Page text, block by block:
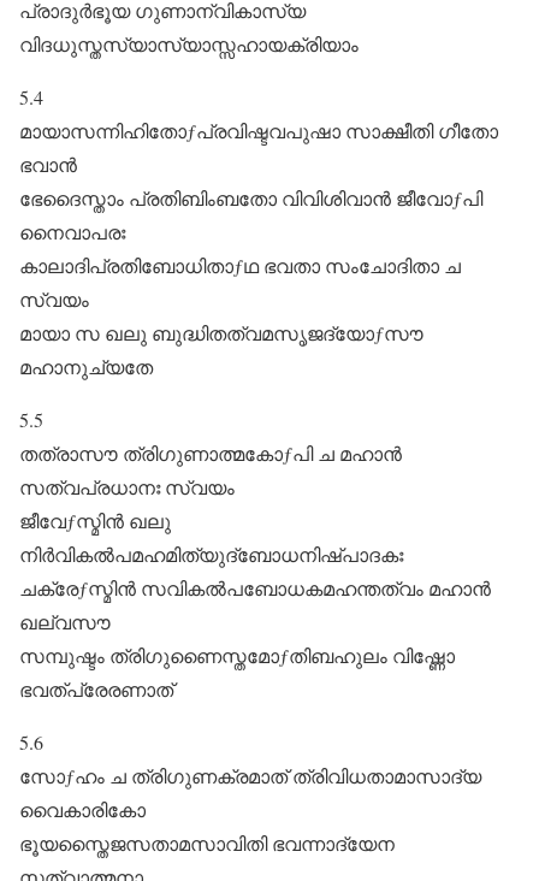
പ്രാദുർഭൂയ ഗുണാന്വികാസ്യ
വിദധുസ്തസ്യാസ്യാസ്സഹായക്രിയാം
5.4
മായാസന്നിഹിതോƒപ്രവിഷ്ടവപുഷാ സാക്ഷീതി ഗീതോ
ഭവാൻ
ഭേദൈസ്താം പ്രതിബിംബതോ വിവിശിവാൻ ജീവോƒപി
നൈവാപരഃ
കാലാദിപ്രതിബോധിതാƒഥ ഭവതാ സംചോദിതാ ച
സ്വയം
മായാ സ ഖലു ബുദ്ധിതത്വമസൃജദ്യോƒസൗ
മഹാനുച്യതേ
5.5
തത്രാസൗ ത്രിഗുണാത്മകോƒപി ച മഹാൻ
സത്വപ്രധാനഃ സ്വയം
ജീവേƒസ്മിൻ ഖലു
നിർവികൽപമഹമിത്യുദ്ബോധനിഷ്പാദകഃ
ചക്രേƒസ്മിൻ സവികൽപബോധകമഹന്തത്വം മഹാൻ
ഖല്വസൗ
സമ്പുഷ്ടം ത്രിഗുണൈസ്തമോƒതിബഹുലം വിഷ്ണോ
ഭവത്പ്രേരണാത്‌
5.6
സോƒഹം ച ത്രിഗുണക്രമാത്‌ ത്രിവിധതാമാസാദ്യ
വൈകാരികോ
ഭൂയസ്തൈജസതാമസാവിതി ഭവന്നാദ്യേന